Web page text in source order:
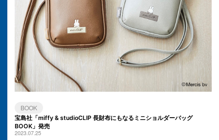
BOOK
宝島社「miffy & studioCLIP 長財布にもなるミニショルダーバッグ
BOOK」発売
2023.07.25